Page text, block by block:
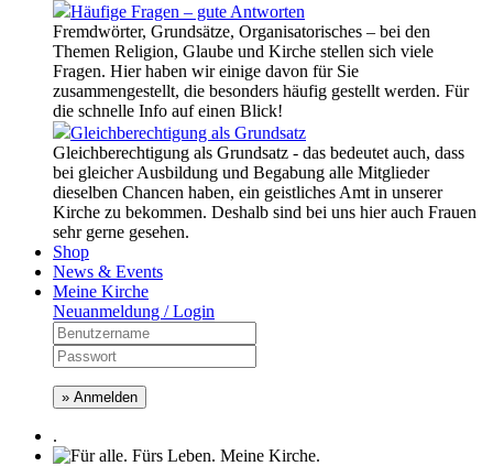
Häufige Fragen – gute Antworten
Fremdwörter, Grundsätze, Organisatorisches – bei den
Themen Religion, Glaube und Kirche stellen sich viele
Fragen. Hier haben wir einige davon für Sie
zusammengestellt, die besonders häufig gestellt werden. Für
die schnelle Info auf einen Blick!
Gleichberechtigung als Grundsatz
Gleichberechtigung als Grundsatz - das bedeutet auch, dass
bei gleicher Ausbildung und Begabung alle Mitglieder
dieselben Chancen haben, ein geistliches Amt in unserer
Kirche zu bekommen. Deshalb sind bei uns hier auch Frauen
sehr gerne gesehen.
Shop
News & Events
Meine Kirche
Neuanmeldung / Login
» Anmelden
.